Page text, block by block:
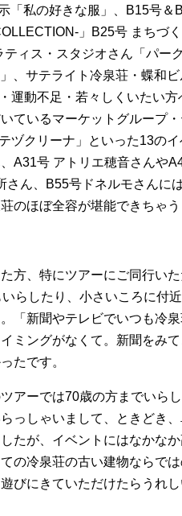
「私の好きな服」、B15号
」B25号 まちづ
ティス・スタジオさん「パー
、サテライト冷泉荘・蝶和
運動不足・若々しくいたい
ているマーケットグループ
クリーナ」といった13の
A31号 アトリエ穂音さんや
さん、B55号ドネルモさんに
のほぼ全容が堪能できちゃ
方、特にツアーにご同行い
らしたり、小さいころに付
「新聞やテレビでいつも冷
ミングがなくて。新聞をみ
たです。
アーでは70歳の方までいら
っしゃいまして、ときどき
たが、イベントにはなかな
の冷泉荘の古い建物ならで
びにきていただけたらうれ